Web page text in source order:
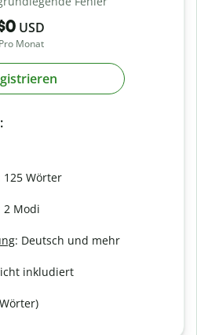
USD
Pro Monat
125 Wörter
2 Modi
: Deutsch und mehr
inkludiert